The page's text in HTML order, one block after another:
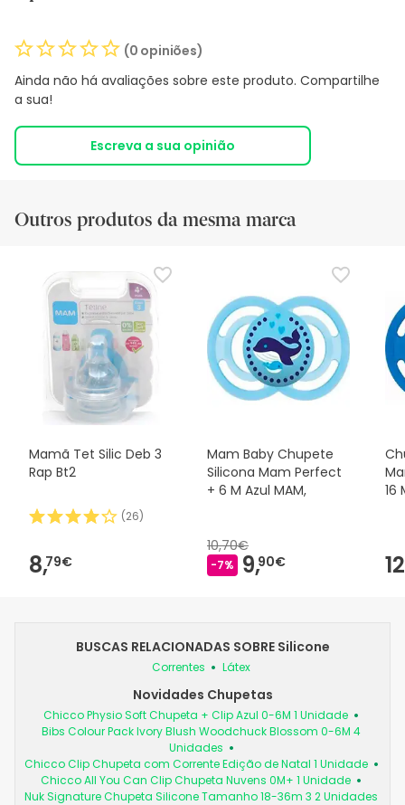
(0 opiniões)
Ainda não há avaliações sobre este produto. Compartilhe
a sua!
Escreva a sua opinião
Outros produtos da mesma marca
Mamã Tet Silic Deb 3
Rap Bt2
(26)
8,79€
Mam Baby Chupete
Silicona Mam Perfect
+ 6 M Azul MAM,
10,70€
-7% 9,90€
16
BUSCAS RELACIONADAS SOBRE Silicone
Correntes Látex
Novidades Chupetas
Chicco Physio Soft Chupeta + Clip Azul 0-6M 1 Unidade
Bibs Colour Pack Ivory Blush Woodchuck Blossom 0-6M 4
Unidades
Chicco Clip Chupeta com Corrente Edição de Natal 1 Unidade
Chicco All You Can Clip Chupeta Nuvens 0M+ 1 Unidade
Nuk Signature Chupeta Silicone Tamanho 18-36m 3 2 Unidades